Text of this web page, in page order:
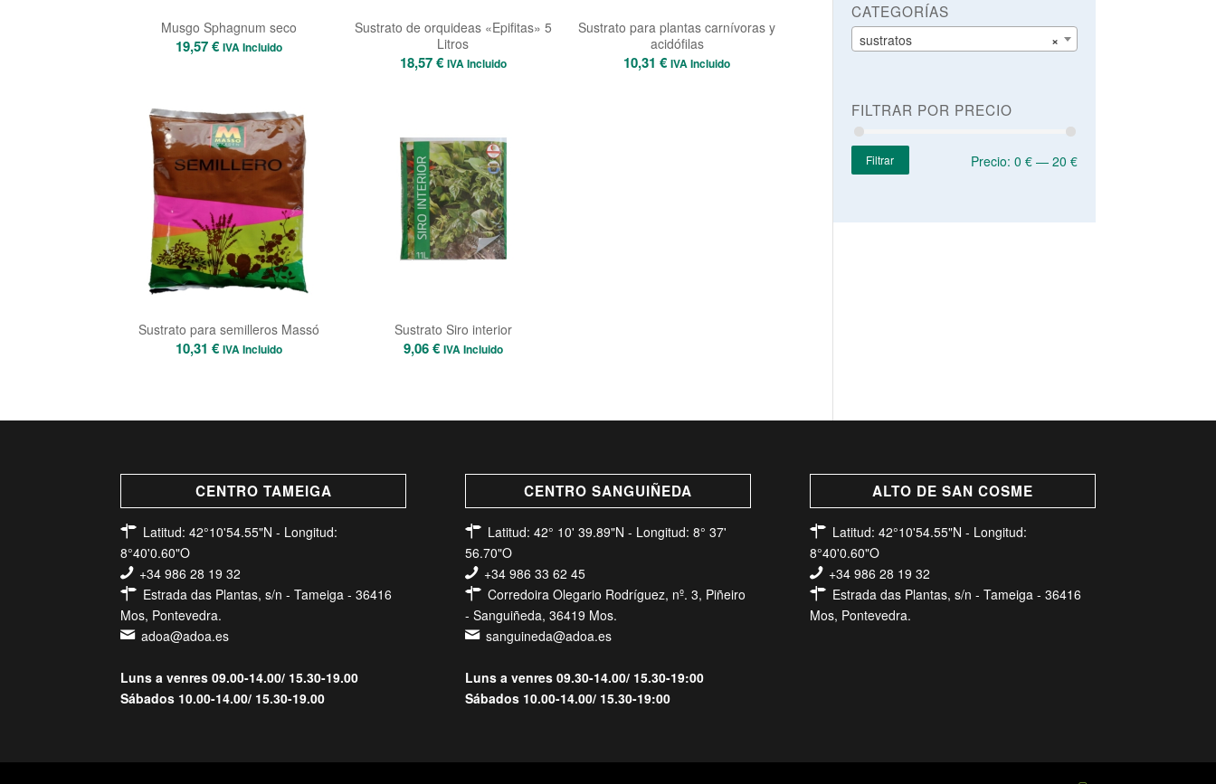
Musgo Sphagnum seco
19,57€ IVA Incluido
Sustrato de orquideas «Epifitas» 5
Litros
18,57€ IVA Incluido
Sustrato para plantas carnívoras y
acidófilas
10,31€ IVA Incluido
Sustrato para semilleros Massó
10,31€ IVA Incluido
Sustrato Siro interior
9,06€ IVA Incluido
CATEGORÍAS
×
sustratos
FILTRAR POR PRECIO
Filtrar Precio: 0 € — 20 €
CENTRO TAMEIGA
Latitud: 42°10'54.55"N - Longitud:
8°40'0.60"O
+34 986 28 19 32
Estrada das Plantas, s/n - Tameiga - 36416
Mos, Pontevedra.
adoa@adoa.es
Luns a venres 09.00-14.00/ 15.30-19.00
Sábados 10.00-14.00/ 15.30-19.00
CENTRO SANGUIÑEDA
Latitud: 42° 10' 39.89"N - Longitud: 8° 37'
56.70"O
+34 986 33 62 45
Corredoira Olegario Rodríguez, nº. 3, Piñeiro
- Sanguiñeda, 36419 Mos.
sanguineda@adoa.es
Luns a venres 09.30-14.00/ 15.30-19:00
Sábados 10.00-14.00/ 15.30-19:00
ALTO DE SAN COSME
Latitud: 42°10'54.55"N - Longitud:
8°40'0.60"O
+34 986 28 19 32
Estrada das Plantas, s/n - Tameiga - 36416
Mos, Pontevedra.